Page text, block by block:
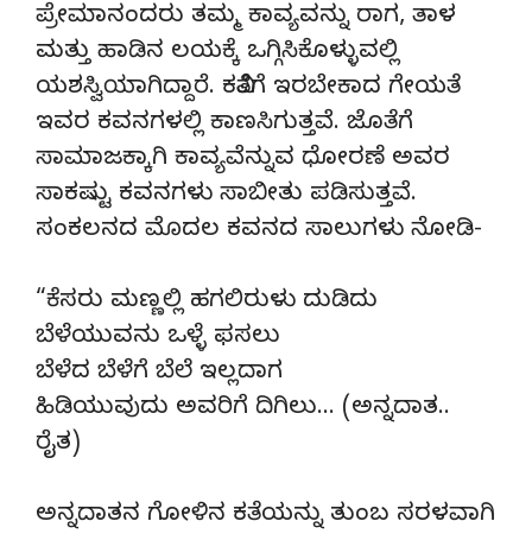
ಪ್ರೇಮಾನಂದರು ತಮ್ಮ ಕಾವ್ಯವನ್ನು ರಾಗ, ತಾಳ
ಮತ್ತು ಹಾಡಿನ ಲಯಕ್ಕೆ ಒಗ್ಗಿಸಿಕೊಳ್ಳುವಲ್ಲಿ
ಯಶಸ್ವಿಯಾಗಿದ್ದಾರೆ. ಕವಿತೆಗೆ ಇರಬೇಕಾದ ಗೇಯತೆ
ಇವರ ಕವನಗಳಲ್ಲಿ ಕಾಣಸಿಗುತ್ತವೆ. ಜೊತೆಗೆ
ಸಾಮಾಜಕ್ಕಾಗಿ ಕಾವ್ಯವೆನ್ನುವ ಧೋರಣೆ ಅವರ
ಸಾಕಷ್ಟು ಕವನಗಳು ಸಾಬೀತು ಪಡಿಸುತ್ತವೆ.
ಸಂಕಲನದ ಮೊದಲ ಕವನದ ಸಾಲುಗಳು ನೋಡಿ-
“ಕೆಸರು ಮಣ್ಣಲ್ಲಿ ಹಗಲಿರುಳು ದುಡಿದು
ಬೆಳೆಯುವನು ಒಳ್ಳೆ ಫಸಲು
ಬೆಳೆದ ಬೆಳೆಗೆ ಬೆಲೆ ಇಲ್ಲದಾಗ
ಹಿಡಿಯುವುದು ಅವರಿಗೆ ದಿಗಿಲು… (ಅನ್ನದಾತ..
ರೈತ)
ಅನ್ನದಾತನ ಗೋಳಿನ ಕತೆಯನ್ನು ತುಂಬ ಸರಳವಾಗಿ